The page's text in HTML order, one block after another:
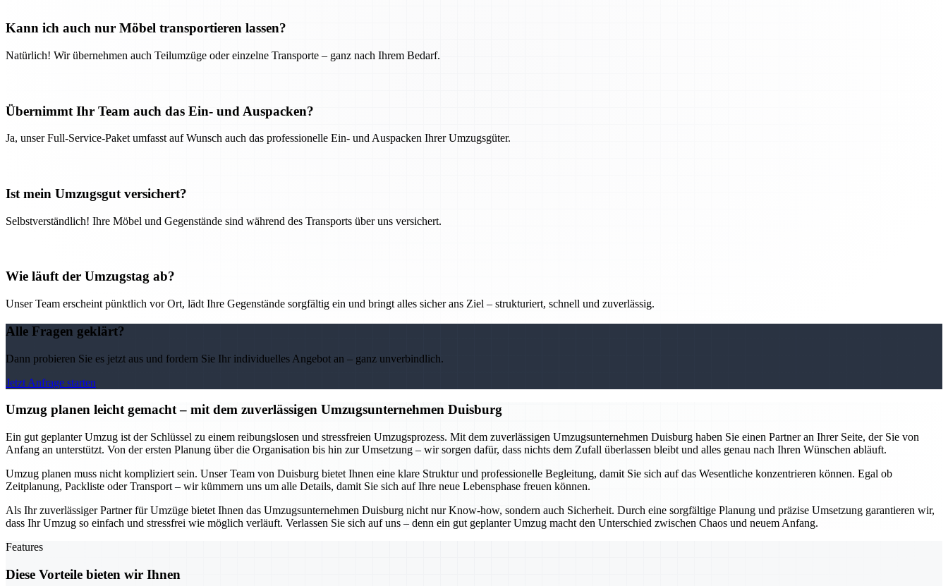
Kann ich auch nur Möbel transportieren lassen?
Natürlich! Wir übernehmen auch Teilumzüge oder einzelne Transporte – ganz nach Ihrem Bedarf.
Übernimmt Ihr Team auch das Ein- und Auspacken?
Ja, unser Full-Service-Paket umfasst auf Wunsch auch das professionelle Ein- und Auspacken Ihrer Umzugsgüter.
Ist mein Umzugsgut versichert?
Selbstverständlich! Ihre Möbel und Gegenstände sind während des Transports über uns versichert.
Wie läuft der Umzugstag ab?
Unser Team erscheint pünktlich vor Ort, lädt Ihre Gegenstände sorgfältig ein und bringt alles sicher ans Ziel – strukturiert, schnell und zuverlässig.
Alle Fragen geklärt?
Dann probieren Sie es jetzt aus und fordern Sie Ihr individuelles Angebot an – ganz unverbindlich.
Jetzt Anfrage starten
Umzug planen leicht gemacht – mit dem zuverlässigen Umzugsunternehmen Duisburg
Ein gut geplanter Umzug ist der Schlüssel zu einem reibungslosen und stressfreien Umzugsprozess. Mit dem zuverlässigen Umzugsunternehmen Duisburg haben Sie einen Partner an Ihrer Seite, der Sie von
Anfang an unterstützt. Von der ersten Planung über die Organisation bis hin zur Umsetzung – wir sorgen dafür, dass nichts dem Zufall überlassen bleibt und alles genau nach Ihren Wünschen abläuft.
Umzug planen muss nicht kompliziert sein. Unser Team von Duisburg bietet Ihnen eine klare Struktur und professionelle Begleitung, damit Sie sich auf das Wesentliche konzentrieren können. Egal ob
Zeitplanung, Packliste oder Transport – wir kümmern uns um alle Details, damit Sie sich auf Ihre neue Lebensphase freuen können.
Als Ihr zuverlässiger Partner für Umzüge bietet Ihnen das Umzugsunternehmen Duisburg nicht nur Know-how, sondern auch Sicherheit. Durch eine sorgfältige Planung und präzise Umsetzung garantieren wir,
dass Ihr Umzug so einfach und stressfrei wie möglich verläuft. Verlassen Sie sich auf uns – denn ein gut geplanter Umzug macht den Unterschied zwischen Chaos und neuem Anfang.
Features
Diese Vorteile bieten wir Ihnen